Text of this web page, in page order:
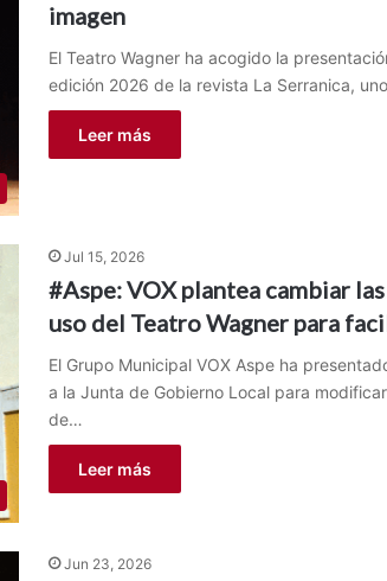
imagen
El Teatro Wagner ha acogido la
edición 2026 de la revista La Serranica,
Leer más
Jul 15, 2026
#Aspe: VOX plantea cambiar
uso del Teatro Wagner para
El Grupo Municipal VOX Aspe ha
a la Junta de Gobierno Local para
de…
Leer más
Jun 23, 2026